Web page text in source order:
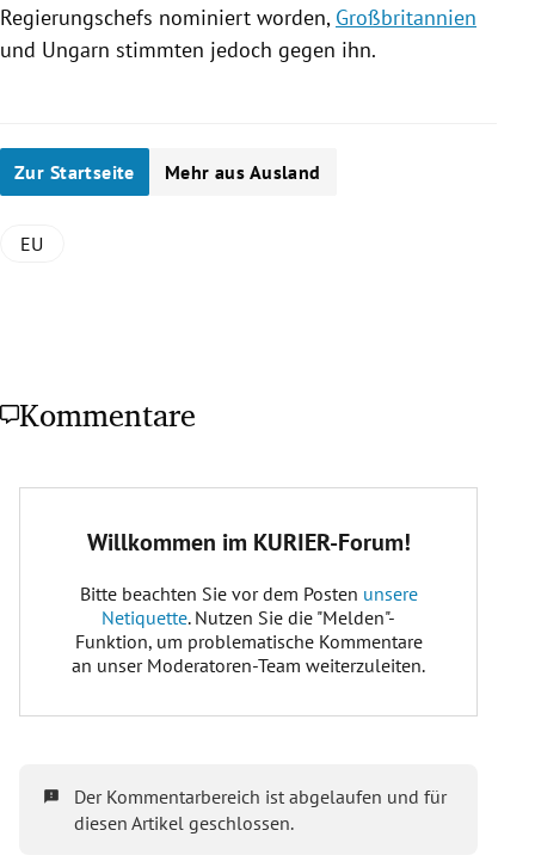
Regierungschefs nominiert worden, Großbritannien
und Ungarn stimmten jedoch gegen ihn.
Zur Startseite Mehr aus Ausland
EU
Kommentare